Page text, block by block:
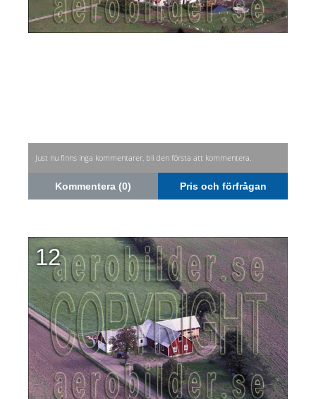
Just nu finns inga kommentarer, bli den första att kommentera.
Kommentera (0) Pris och förfrågan
12